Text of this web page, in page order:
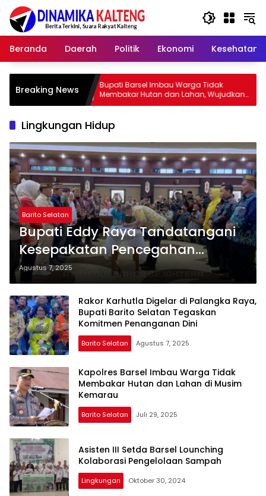
Langsung
konten
Beranda
Daerah Politik Ekonomi Kesehatan
Breaking News
Bupati Barsel Imbau Warga Tidak
Membakar Hutan dan Lahan, Wujudkan
Barito Selatan Bebas Kabut Asap
Kapolres
2026, Ajak
yang Jujur
Lingkungan Hidup
Barito Selatan
Bupati Eddy Raya Tandatangani
Kesepakatan Pencegahan
Karhutla Bersama Gubernur dan
Menteri LHK
Agustus 7, 2025
Rakor Karhutla Digelar di Palangka Raya,
Bupati Barito Selatan Tegaskan
Komitmen Penanganan Dini
Barito Selatan Agustus 7, 2025
Kapolres Barsel Imbau Warga Tidak
Membakar Hutan dan Lahan di Musim
Kemarau
Barito Selatan Juli 29, 2025
Asisten III Setda Barsel Lounching
Kolaborasi Pengelolaan Sampah
Lingkungan Oktober 30, 2024